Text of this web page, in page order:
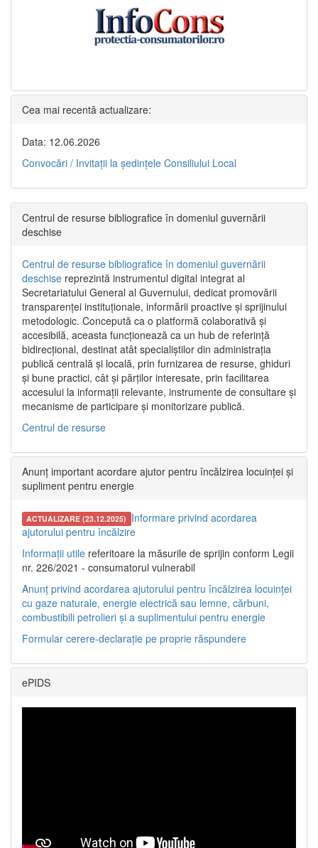
Cea mai recentă actualizare:
Data: 12.06.2026
Convocări / Invitaţii la şedinţele Consiliului Local
Centrul de resurse bibliografice în domeniul guvernării
deschise
Centrul de resurse bibliografice în domeniul guvernării
deschise reprezintă instrumentul digital integrat al
Secretariatului General al Guvernului, dedicat promovării
transparenței instituționale, informării proactive și sprijinului
metodologic. Concepută ca o platformă colaborativă și
accesibilă, aceasta funcționează ca un hub de referință
bidirecțional, destinat atât specialiștilor din administrația
publică centrală și locală, prin furnizarea de resurse, ghiduri
și bune practici, cât și părților interesate, prin facilitarea
accesului la informații relevante, instrumente de consultare și
mecanisme de participare și monitorizare publică.
Centrul de resurse
Anunț important acordare ajutor pentru încălzirea locuinței și
supliment pentru energie
ACTUALIZARE (23.12.2025) Informare privind acordarea
ajutorului pentru încălzire
Informații utile referitoare la măsurile de sprijin conform Legii
nr. 226/2021 - consumatorul vulnerabil
Anunț privind acordarea ajutorului pentru încălzirea locuinței
cu gaze naturale, energie electrică sau lemne, cărbuni,
combustibili petrolieri și a suplimentului pentru energie
Formular cerere-declarație pe proprie răspundere
ePIDS